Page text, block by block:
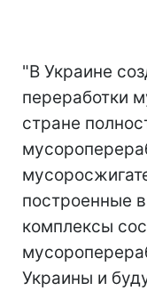
"В Украине
переработки
стране
построенные
комплексы
Украины и